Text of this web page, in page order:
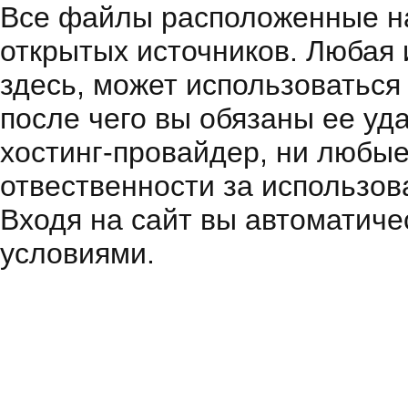
Все файлы расположенные
открытых источников.
здесь, может
после чего вы обязаны ее
хостинг-провайдер, ни
отвественности за
Входя на сайт вы
условиями.